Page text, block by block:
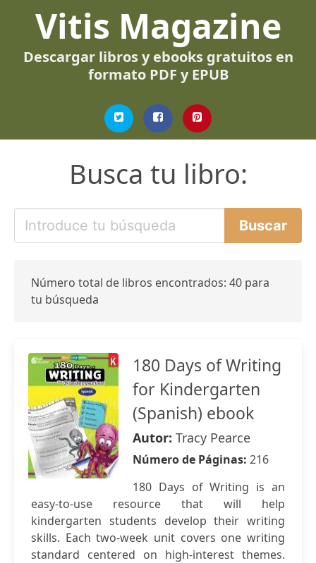
Vitis Magazine
Descargar libros y ebooks gratuitos en
formato PDF y EPUB
Busca tu libro:
Número total de libros encontrados: 40 para
tu búsqueda
180 Days of Writing
for Kindergarten
(Spanish) ebook
Autor: Tracy Pearce
Número de Páginas: 216
180 Days of Writing is an
easy-to-use resource that will help
kindergarten students develop their writing
skills. Each two-week unit covers one writing
standard centered on high-interest themes.